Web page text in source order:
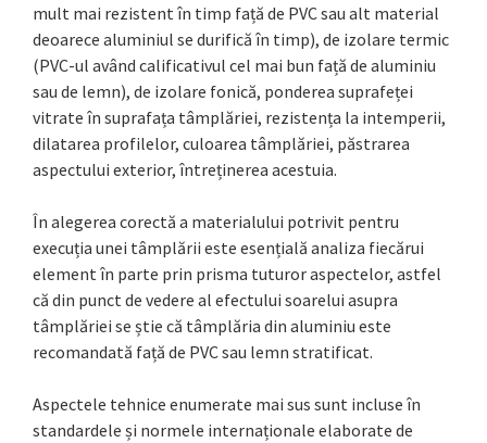
mult mai rezistent în timp față de PVC sau alt material
deoarece aluminiul se durifică în timp), de izolare termic
(PVC-ul având calificativul cel mai bun față de aluminiu
sau de lemn), de izolare fonică, ponderea suprafeței
vitrate în suprafața tâmplăriei, rezistența la intemperii,
dilatarea profilelor, culoarea tâmplăriei, păstrarea
aspectului exterior, întreținerea acestuia.
În alegerea corectă a materialului potrivit pentru
execuția unei tâmplării este esențială analiza fiecărui
element în parte prin prisma tuturor aspectelor, astfel
că din punct de vedere al efectului soarelui asupra
tâmplăriei se știe că tâmplăria din aluminiu este
recomandată față de PVC sau lemn stratificat.
Aspectele tehnice enumerate mai sus sunt incluse în
standardele și normele internaționale elaborate de